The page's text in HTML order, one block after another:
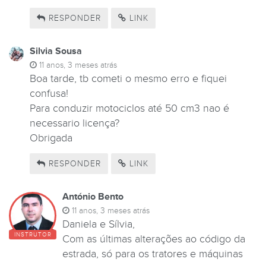
RESPONDER LINK
Silvia Sousa
11 anos, 3 meses atrás
Boa tarde, tb cometi o mesmo erro e fiquei
confusa!
Para conduzir motociclos até 50 cm3 nao é
necessario licença?
Obrigada
RESPONDER LINK
INSTRUTOR
António Bento
11 anos, 3 meses atrás
Daniela e Sílvia,
Com as últimas alterações ao código da
estrada, só para os tratores e máquinas